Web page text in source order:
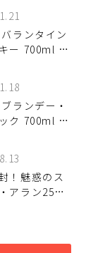
ランタイン
ー 700ml #
ランデー・
ク 700ml 洋
！魅惑のス
アラン25年